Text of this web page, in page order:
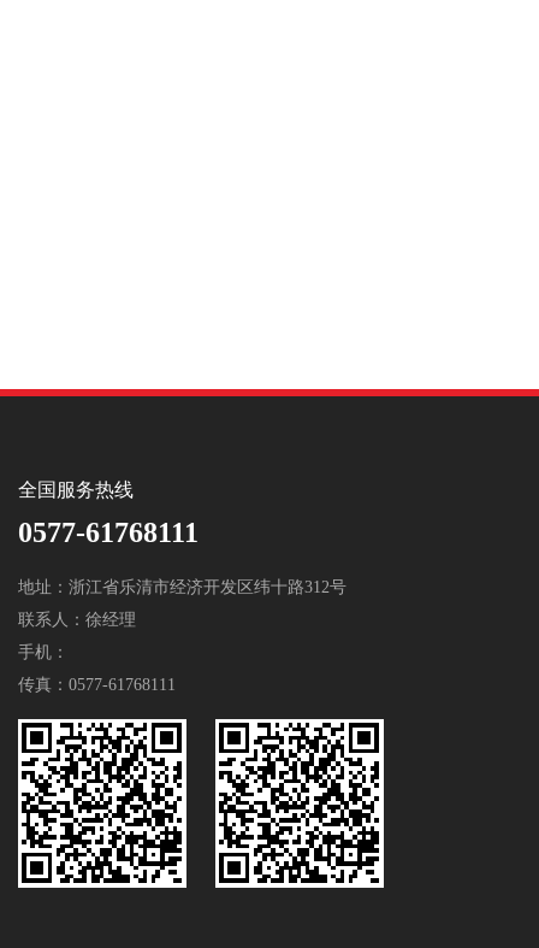
全国服务热线
0577-61768111
地址：浙江省乐清市经济开发区纬十路312号
联系人：徐经理
手机：
传真：0577-61768111